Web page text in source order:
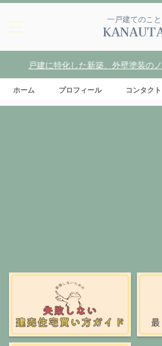
一戸建てのこと
に特化した新築、外壁塗装のノウハウを
ホーム プロフィール コンタクト